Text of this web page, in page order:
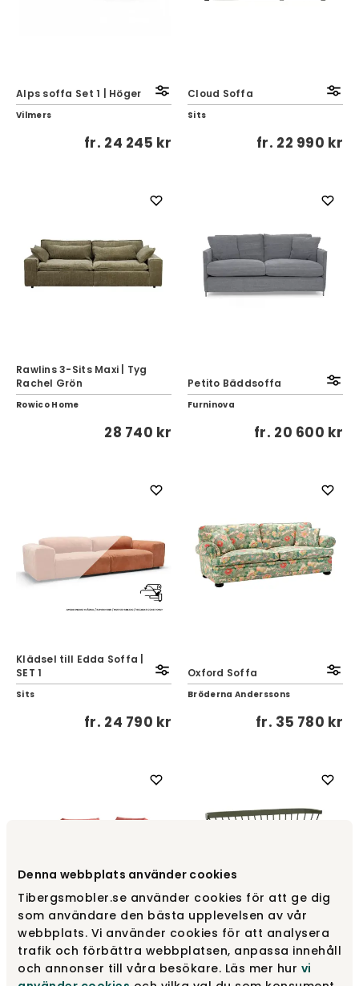
Denna webbplats använder cookies
Tibergsmobler.se använder cookies för att ge dig
som användare den bästa upplevelsen av vår
webbplats. Vi använder cookies för att analysera
trafik och förbättra webbplatsen, anpassa innehåll
och annonser till våra besökare. Läs mer hur vi
Alps soffa Set 1 | Höger
Vilmers
fr. 24 245 kr
Cloud Soffa
Sits
fr. 22 990 kr
Rawlins 3-Sits Maxi | Tyg
Rachel Grön
Rowico Home
28 740 kr
Petito Bäddsoffa
Furninova
fr. 20 600 kr
Klädsel till Edda Soffa |
SET 1
Sits
fr. 24 790 kr
Oxford Soffa
Bröderna Anderssons
fr. 35 780 kr
Alexa Dagbädd Florida Pinnsoffa | Kulör